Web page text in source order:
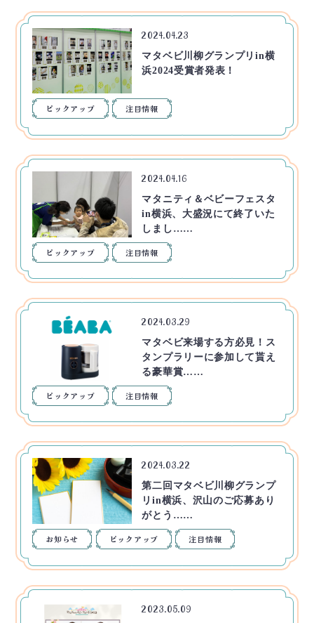
2024.04.23
マタベビ川柳グランプリin横
浜2024受賞者発表！
ピックアップ 注目情報
2024.04.16
マタニティ＆ベビーフェスタ
in横浜、大盛況にて終了いた
しまし……
ピックアップ 注目情報
2024.03.29
マタベビ来場する方必見！ス
タンプラリーに参加して貰え
る豪華賞……
ピックアップ 注目情報
2024.03.22
第二回マタベビ川柳グランプ
リin横浜、沢山のご応募あり
がとう……
お知らせ ピックアップ 注目情報
2023.05.09